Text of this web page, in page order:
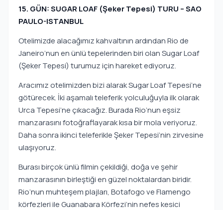
15. GÜN: SUGAR LOAF (Şeker Tepesi) TURU – SAO
PAULO-ISTANBUL
Otelimizde alacağımız kahvaltının ardından Rio de
Janeiro’nun en ünlü tepelerinden biri olan Sugar Loaf
(Şeker Tepesi) turumuz için hareket ediyoruz.
Aracımız otelimizden bizi alarak Sugar Loaf Tepesi’ne
götürecek. İki aşamalı teleferik yolculuğuyla ilk olarak
Urca Tepesi’ne çıkacağız. Burada Rio’nun eşsiz
manzarasını fotoğraflayarak kısa bir mola veriyoruz.
Daha sonra ikinci teleferikle Şeker Tepesi’nin zirvesine
ulaşıyoruz.
Burası birçok ünlü filmin çekildiği, doğa ve şehir
manzarasının birleştiği en güzel noktalardan biridir.
Rio’nun muhteşem plajları, Botafogo ve Flamengo
körfezleri ile Guanabara Körfezi’nin nefes kesici